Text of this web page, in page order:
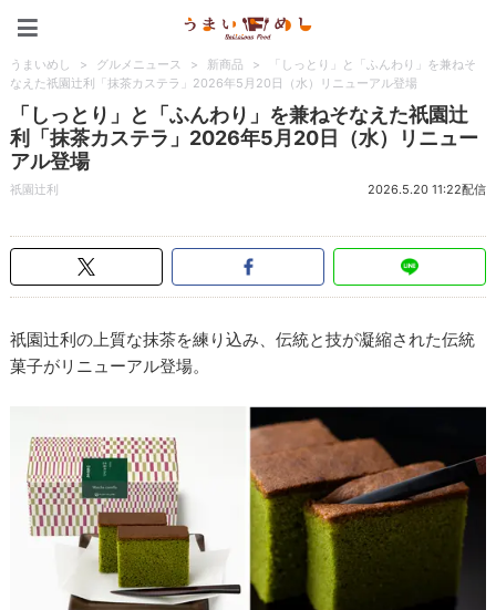
うまいめし > グルメニュース > 新商品 >
「しっとり」と「ふんわり」を兼ねそ
なえた祇園辻利「抹茶カステラ」2026年5月20日（水）リニューアル登場
「しっとり」と「ふんわり」を兼ねそなえた祇園辻
利「抹茶カステラ」2026年5月20日（水）リニュー
アル登場
祇園辻利 2026.5.20 11:22配信
祇園辻利の上質な抹茶を練り込み、伝統と技が凝縮された伝統
菓子がリニューアル登場。